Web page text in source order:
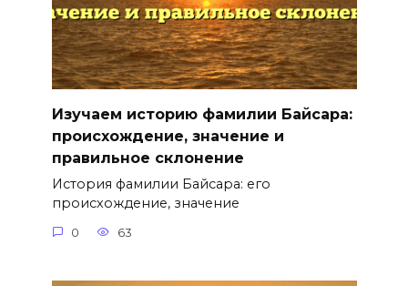
Изучаем историю фамилии Байсара:
происхождение, значение и
правильное склонение
История фамилии Байсара: его
происхождение, значение
0 63